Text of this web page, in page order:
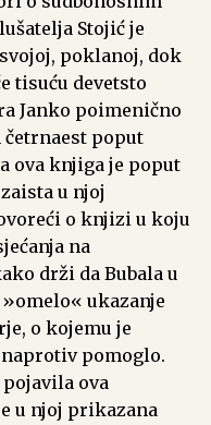
Stojić je
poklanoj, dok
tisuću devetsto
Janko poimenično
poput
ova knjiga je poput
u njoj
o knjizi u koju
na
drži da Bubala u
ukazanje
o kojemu je
pomoglo.
pojavila ova
u njoj prikazana